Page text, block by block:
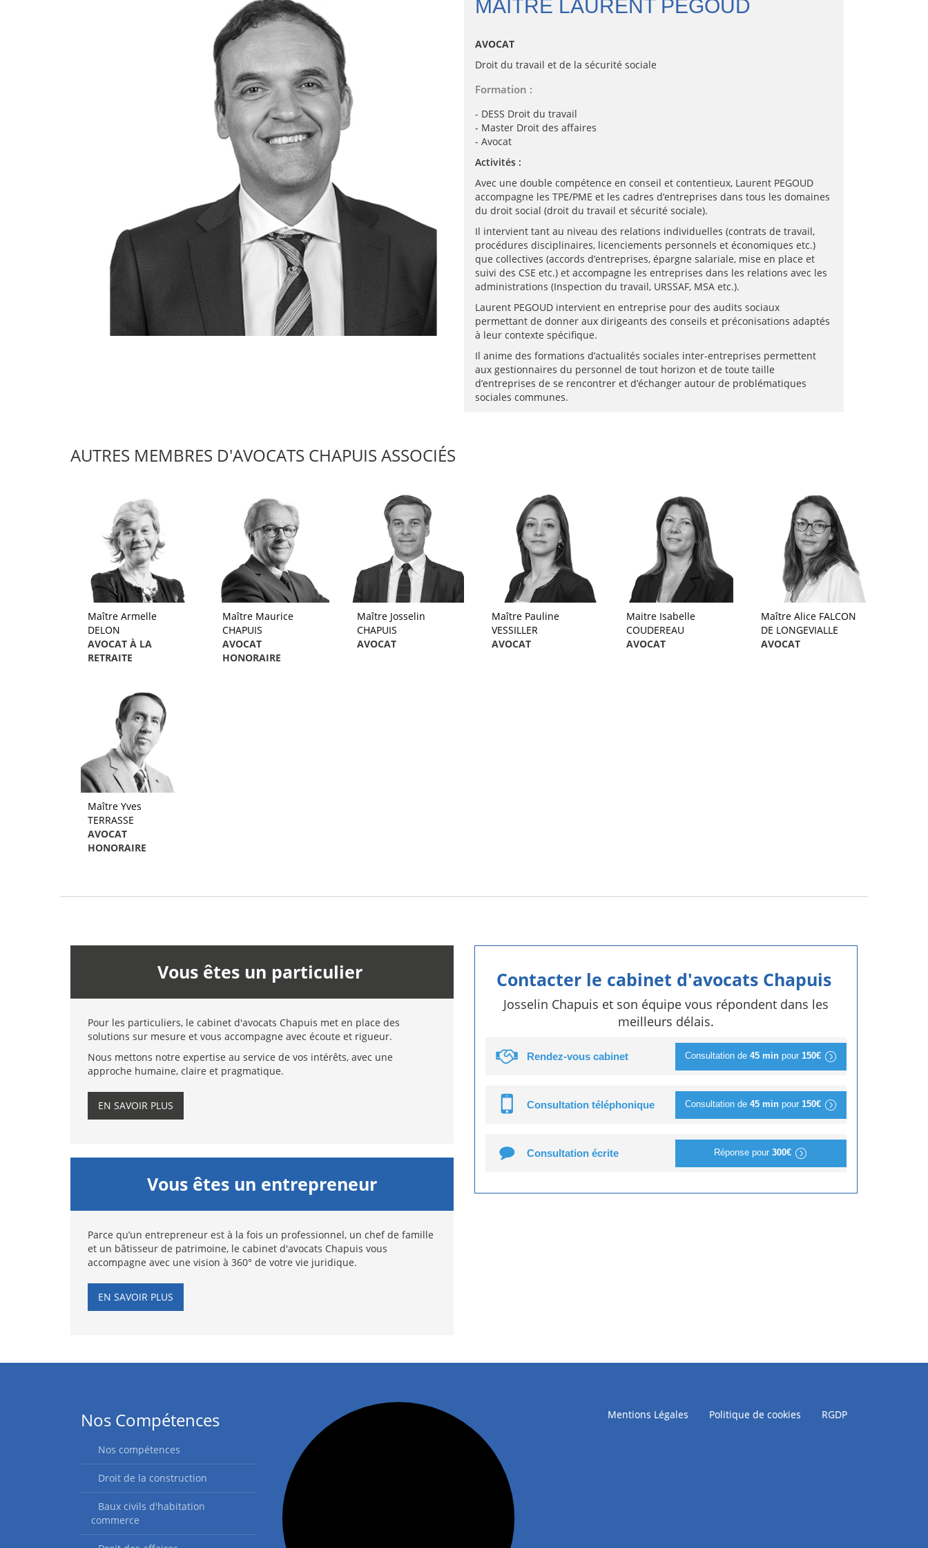
MAITRE LAURENT PEGOUD
AVOCAT
Droit du travail et de la sécurité sociale
Formation :
- DESS Droit du travail
- Master Droit des affaires
- Avocat
Activités :
Avec une double compétence en conseil et contentieux, Laurent PEGOUD
accompagne les TPE/PME et les cadres d’entreprises dans tous les domaines
du droit social (droit du travail et sécurité sociale).
Il intervient tant au niveau des relations individuelles (contrats de travail,
procédures disciplinaires, licenciements personnels et économiques etc.)
que collectives (accords d’entreprises, épargne salariale, mise en place et
suivi des CSE etc.) et accompagne les entreprises dans les relations avec les
administrations (Inspection du travail, URSSAF, MSA etc.).
Laurent PEGOUD intervient en entreprise pour des audits sociaux
permettant de donner aux dirigeants des conseils et préconisations adaptés
à leur contexte spécifique.
Il anime des formations d’actualités sociales inter-entreprises permettent
aux gestionnaires du personnel de tout horizon et de toute taille
d’entreprises de se rencontrer et d’échanger autour de problématiques
sociales communes.
AUTRES MEMBRES D'AVOCATS CHAPUIS ASSOCIÉS
Maître Armelle
DELON
AVOCAT À LA
RETRAITE
Maître Maurice
CHAPUIS
AVOCAT
HONORAIRE
Maître Josselin
CHAPUIS
AVOCAT
Maître Pauline
VESSILLER
AVOCAT
Maitre Isabelle
COUDEREAU
AVOCAT
Maître Alice FALCON
DE LONGEVIALLE
AVOCAT
Maître Yves
TERRASSE
AVOCAT
HONORAIRE
Vous êtes un particulier
Pour les particuliers, le cabinet d'avocats Chapuis met en place des
solutions sur mesure et vous accompagne avec écoute et rigueur.
Nous mettons notre expertise au service de vos intérêts, avec une
approche humaine, claire et pragmatique.
EN SAVOIR PLUS
Vous êtes un entrepreneur
Parce qu’un entrepreneur est à la fois un professionnel, un chef de famille
et un bâtisseur de patrimoine, le cabinet d'avocats Chapuis vous
accompagne avec une vision à 360° de votre vie juridique.
EN SAVOIR PLUS
Contacter le cabinet d'avocats Chapuis
Josselin Chapuis et son équipe vous répondent dans les
meilleurs délais.
Rendez-vous cabinet Consultation de 45 minpour 150€
Consultation téléphonique Consultation de 45 minpour 150€
Consultation écrite Réponse pour 300€
Nos Compétences
Nos compétences
Droit de la construction
Baux civils d'habitation
commerce
Mentions Légales Politique de cookies RGDP